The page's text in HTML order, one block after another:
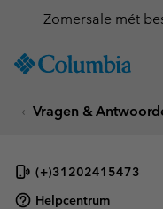
TO
SKIP
NAV
SKIP
Zomersale mét
Vragen &
(+)31202415473
Helpcentrum